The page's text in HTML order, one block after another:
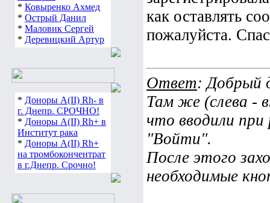
* Ковыренко Ахмед
* Острый Данил
* Маловик Сергей
* Деревицкий Артур
* Доноры А(ІІ) Rh- в
г. Днепр. СРОЧНО!
* Доноры А(ІІ) Rh+ в
Институт рака
* Доноры А(ІІ) Rh+
на тромбокончентрат
в г.Днепр. Срочно!
как оставлять
пожалуйста.
Ответ: Добрый
Там же (слева -
что вводили
"Войти".
После этого
необходимые